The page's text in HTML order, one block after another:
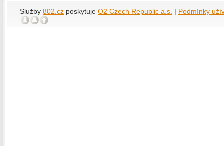
Služby 802.cz poskytuje O2 Czech Republic a.s. Podmínky